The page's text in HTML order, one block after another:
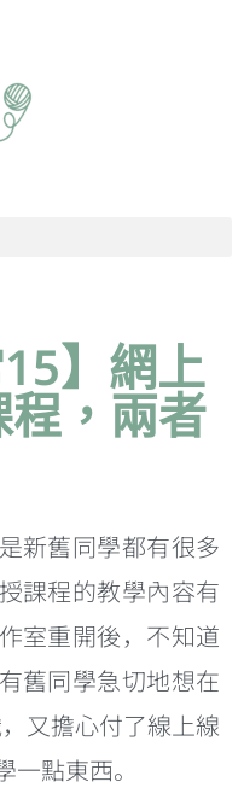
15】網上
，兩者
新舊同學都有很多
課程的教學內容有
室重開後，不知道
舊同學急切地想在
又擔心付了線上線
點東西。